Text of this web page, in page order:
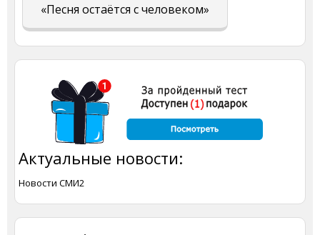
«Песня остаётся с человеком»
Актуальные новости:
Новости СМИ2